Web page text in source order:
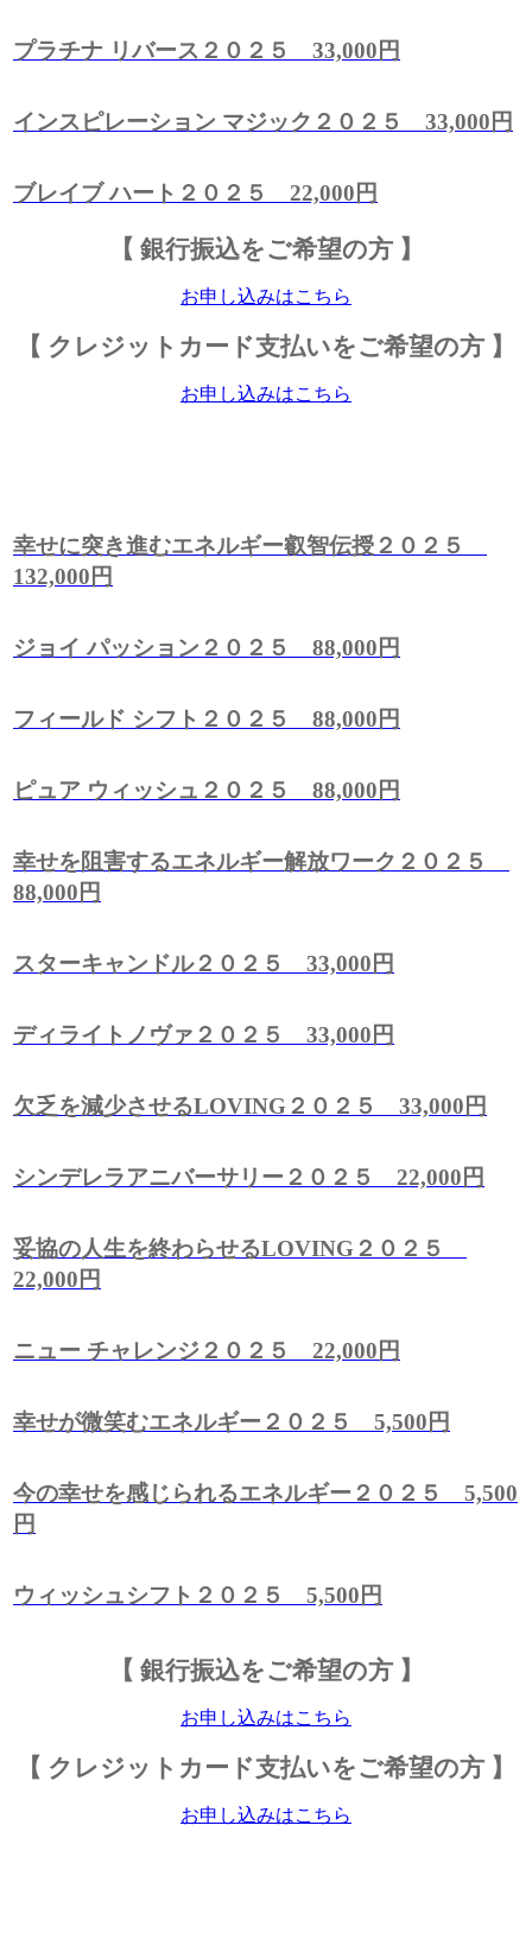
プラチナ リバース２０２５ 33,000円
インスピレーション マジック２０２５ 33,000円
ブレイブ ハート２０２５ 22,000円
【 銀行振込をご希望の方 】
お申し込みはこちら
【 クレジットカード支払いをご希望の方 】
お申し込みはこちら
幸せに突き進むエネルギー叡智伝授２０２５
132,000円
ジョイ パッション２０２５ 88,000円
フィールド シフト２０２５ 88,000円
ピュア ウィッシュ２０２５ 88,000円
幸せを阻害するエネルギー解放ワーク２０２５
88,000円
スターキャンドル２０２５ 33,000円
ディライトノヴァ２０２５ 33,000円
欠乏を減少させるLOVING２０２５ 33,000円
シンデレラアニバーサリー２０２５ 22,000円
妥協の人生を終わらせるLOVING２０２５
22,000円
ニュー チャレンジ２０２５ 22,000円
幸せが微笑むエネルギー２０２５ 5,500円
今の幸せを感じられるエネルギー２０２５ 5,500
円
ウィッシュシフト２０２５ 5,500円
【 銀行振込をご希望の方 】
お申し込みはこちら
【 クレジットカード支払いをご希望の方 】
お申し込みはこちら